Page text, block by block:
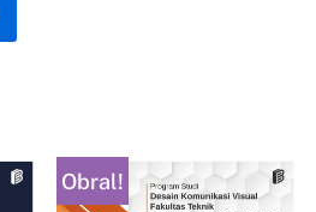
Obral!